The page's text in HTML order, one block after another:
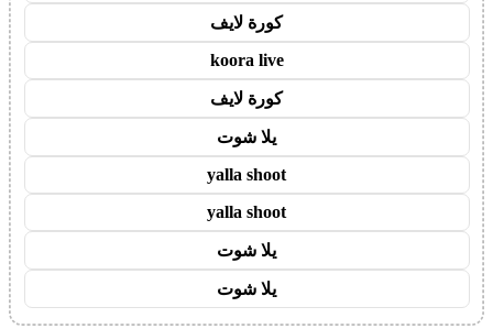
كورة لايف
koora live
كورة لايف
يلا شوت
yalla shoot
yalla shoot
يلا شوت
يلا شوت